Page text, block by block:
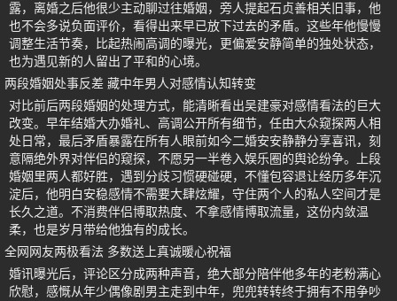
露，离婚之后他很少主动聊过往婚姻，旁人提起石贞善相关旧事，他
也不会多说负面评价，看得出来早已放下过去的矛盾。这些年他慢慢
调整生活节奏，比起热闹高调的曝光，更偏爱安静简单的独处状态，
也为遇见新的人留出了平和的心境。
两段婚姻处事反差 藏中年男人对感情认知转变
对比前后两段婚姻的处理方式，能清晰看出吴建豪对感情看法的巨大
改变。早年结婚大办婚礼、高调公开所有细节，任由大众窥探两人相
处日常，最后矛盾暴露在所有人眼前如今二婚安安静静分享喜讯，刻
意隔绝外界对伴侣的窥探，不愿另一半卷入娱乐圈的舆论纷争。上段
婚姻里两人都好胜，遇到分歧习惯硬碰硬，不懂包容退让经历多年沉
淀后，他明白安稳感情不需要大肆炫耀，守住两个人的私人空间才是
长久之道。不消费伴侣博取热度、不拿感情博取流量，这份内敛温
柔，也是岁月带给他独有的成长。
全网网友两极看法 多数送上真诚暖心祝福
婚讯曝光后，评论区分成两种声音，绝大部分陪伴他多年的老粉满心
欣慰，感慨从年少偶像剧男主走到中年，兜兜转转终于拥有不用争吵